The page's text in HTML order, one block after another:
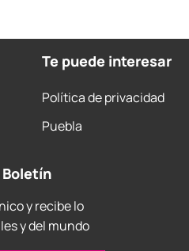
Te puede interesar
Política de privacidad
Puebla
y recibe lo
y del mundo